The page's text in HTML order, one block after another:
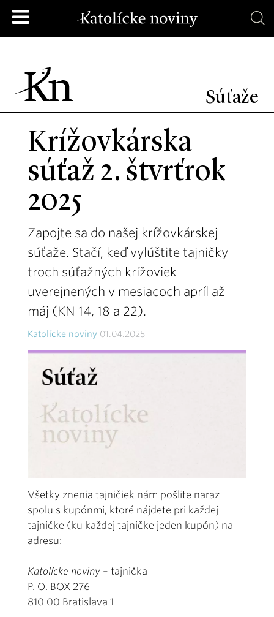
Súťaže
Krížovkárska
súťaž 2. štvrťrok
2025
Zapojte sa do našej krížovkárskej
súťaže. Stačí, keď vylúštite tajničky
troch súťažných krížoviek
uverejnených v mesiacoch apríl až
máj (KN 14, 18 a 22).
Katolícke noviny 01.04.2025
Všetky znenia tajničiek nám pošlite naraz
spolu s kupónmi, ktoré nájdete pri každej
tajničke (ku každej tajničke jeden kupón) na
adresu:
Katolícke noviny – tajnička
P. O. BOX 276
810 00 Bratislava 1